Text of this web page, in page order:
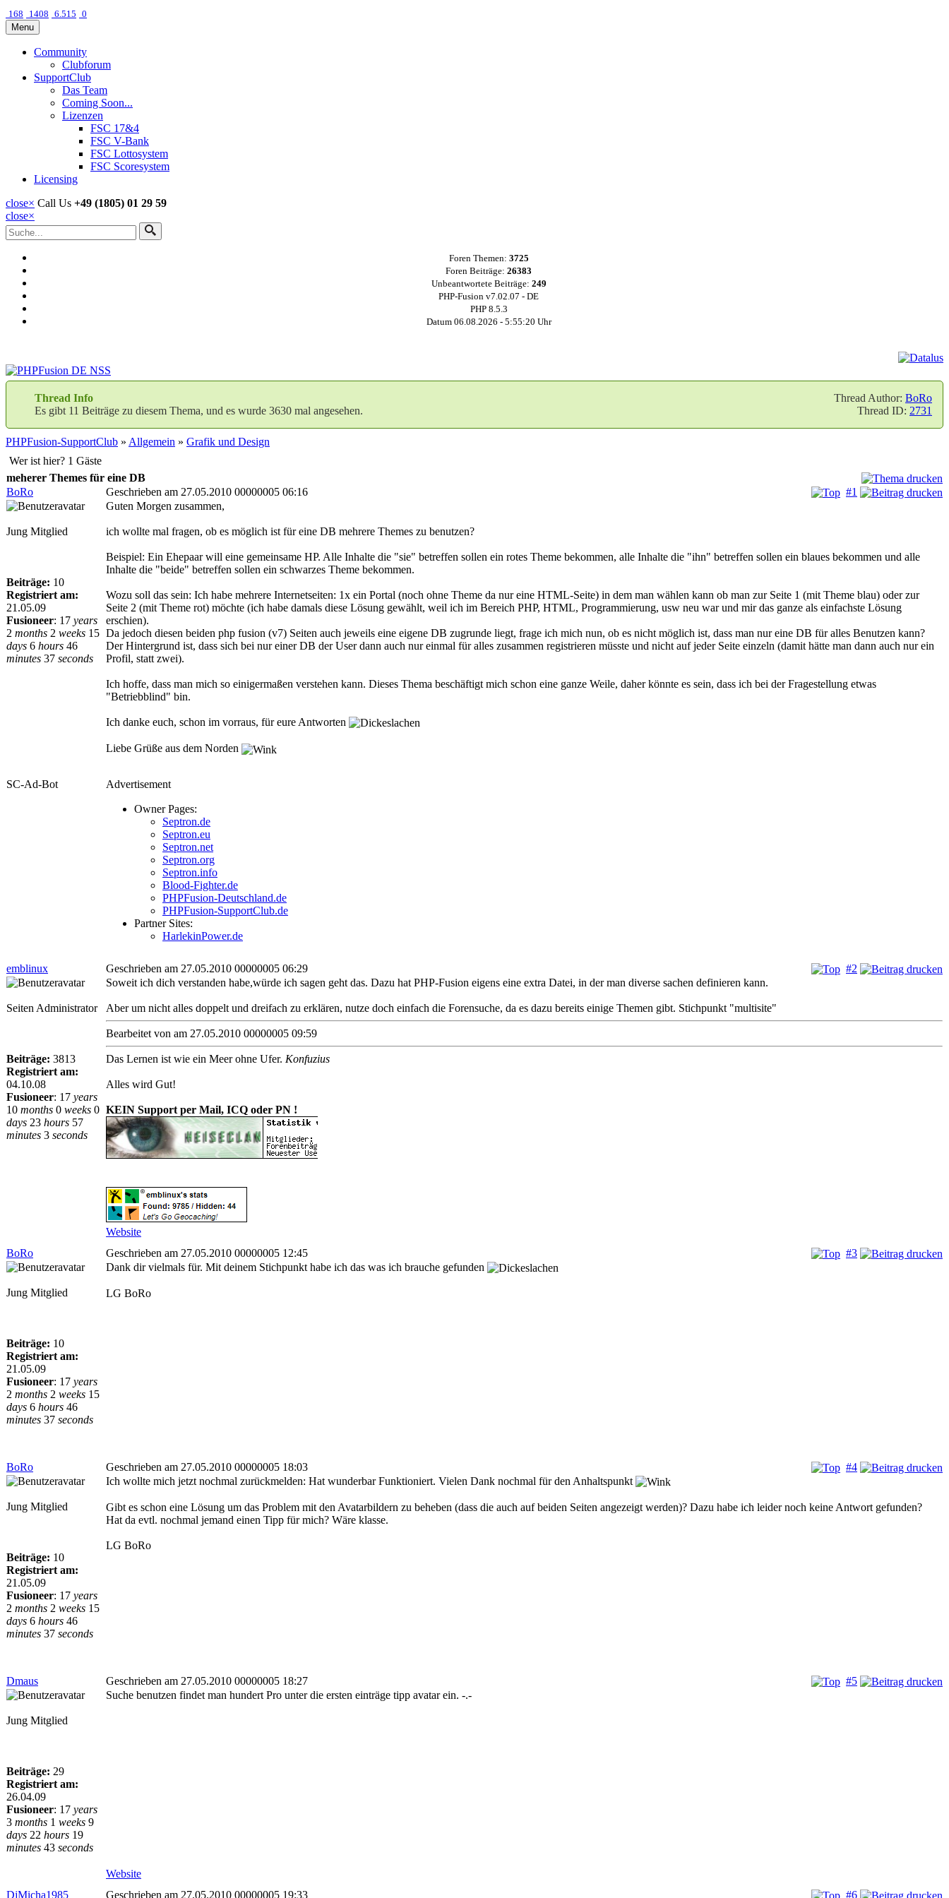
168 1408 6.515 0
Menu
Community
Clubforum
SupportClub
Das Team
Coming Soon...
Lizenzen
FSC 17&4
FSC V-Bank
FSC Lottosystem
FSC Scoresystem
Licensing
close× Call Us +49 (1805) 01 29 59
close×
Foren Themen: 3725
Foren Beiträge: 26383
Unbeantwortete Beiträge: 249
PHP-Fusion v7.02.07 - DE
PHP 8.5.3
Datum 06.08.2026 - 5:55:21 Uhr
Thread Author: BoRo
Thread ID: 2731
Thread Info
Es gibt 11 Beiträge zu diesem Thema, und es wurde 3630 mal angesehen.
PHPFusion-SupportClub » Allgemein » Grafik und Design
Wer ist hier? 1 Gäste
meherer Themes für eine DB
BoRo
#1
Geschrieben am 27.05.2010 00000005 06:16
Jung Mitglied
Beiträge: 10
Registriert am:
21.05.09
Fusioneer: 17 years
2 months 2 weeks 15
days 6 hours 46
minutes 37 seconds
Guten Morgen zusammen,
ich wollte mal fragen, ob es möglich ist für eine DB mehrere Themes zu benutzen?
Beispiel: Ein Ehepaar will eine gemeinsame HP. Alle Inhalte die "sie" betreffen sollen ein rotes Theme bekommen, alle Inhalte die "ihn" betreffen sollen ein blaues bekommen und alle
Inhalte die "beide" betreffen sollen ein schwarzes Theme bekommen.
Wozu soll das sein: Ich habe mehrere Internetseiten: 1x ein Portal (noch ohne Theme da nur eine HTML-Seite) in dem man wählen kann ob man zur Seite 1 (mit Theme blau) oder zur
Seite 2 (mit Theme rot) möchte (ich habe damals diese Lösung gewählt, weil ich im Bereich PHP, HTML, Programmierung, usw neu war und mir das ganze als einfachste Lösung
erschien).
Da jedoch diesen beiden php fusion (v7) Seiten auch jeweils eine eigene DB zugrunde liegt, frage ich mich nun, ob es nicht möglich ist, dass man nur eine DB für alles Benutzen kann?
Der Hintergrund ist, dass sich bei nur einer DB der User dann auch nur einmal für alles zusammen registrieren müsste und nicht auf jeder Seite einzeln (damit hätte man dann auch nur ein
Profil, statt zwei).
Ich hoffe, dass man mich so einigermaßen verstehen kann. Dieses Thema beschäftigt mich schon eine ganze Weile, daher könnte es sein, dass ich bei der Fragestellung etwas
"Betriebblind" bin.
Ich danke euch, schon im vorraus, für eure Antworten
Liebe Grüße aus dem Norden
SC-Ad-Bot Advertisement
Owner Pages:
Septron.de
Septron.eu
Septron.net
Septron.org
Septron.info
Blood-Fighter.de
PHPFusion-Deutschland.de
PHPFusion-SupportClub.de
Partner Sites:
HarlekinPower.de
emblinux #2
Geschrieben am 27.05.2010 00000005 06:29
Seiten Administrator
Beiträge: 3813
Registriert am:
04.10.08
Fusioneer: 17 years
10 months 0 weeks 0
days 23 hours 57
minutes 3 seconds
Soweit ich dich verstanden habe,würde ich sagen geht das. Dazu hat PHP-Fusion eigens eine extra Datei, in der man diverse sachen definieren kann.
Aber um nicht alles doppelt und dreifach zu erklären, nutze doch einfach die Forensuche, da es dazu bereits einige Themen gibt. Stichpunkt "multisite"
Bearbeitet von am 27.05.2010 00000005 09:59
Das Lernen ist wie ein Meer ohne Ufer. Konfuzius
Alles wird Gut!
KEIN Support per Mail, ICQ oder PN !
Website
BoRo
#3
Geschrieben am 27.05.2010 00000005 12:45
Jung Mitglied
Beiträge: 10
Registriert am:
21.05.09
Fusioneer: 17 years
2 months 2 weeks 15
days 6 hours 46
minutes 37 seconds
Dank dir vielmals für. Mit deinem Stichpunkt habe ich das was ich brauche gefunden
LG BoRo
BoRo #4
Geschrieben am 27.05.2010 00000005 18:03
Jung Mitglied
Beiträge: 10
Registriert am:
21.05.09
Fusioneer: 17 years
2 months 2 weeks 15
days 6 hours 46
minutes 37 seconds
Ich wollte mich jetzt nochmal zurückmelden: Hat wunderbar Funktioniert. Vielen Dank nochmal für den Anhaltspunkt
Gibt es schon eine Lösung um das Problem mit den Avatarbildern zu beheben (dass die auch auf beiden Seiten angezeigt werden)? Dazu habe ich leider noch keine Antwort gefunden?
Hat da evtl. nochmal jemand einen Tipp für mich? Wäre klasse.
LG BoRo
Dmaus #5
Geschrieben am 27.05.2010 00000005 18:27
Jung Mitglied
Beiträge: 29
Registriert am:
26.04.09
Fusioneer: 17 years
3 months 1 weeks 9
days 22 hours 19
minutes 43 seconds
Suche benutzen findet man hundert Pro unter die ersten einträge tipp avatar ein. -.-
Website
DjMicha1985
#6
Geschrieben am 27.05.2010 00000005 19:33